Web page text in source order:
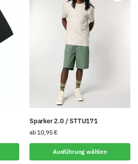
Sparker 2.0 / STTU171
ab 10,95€
Ausführung wählen